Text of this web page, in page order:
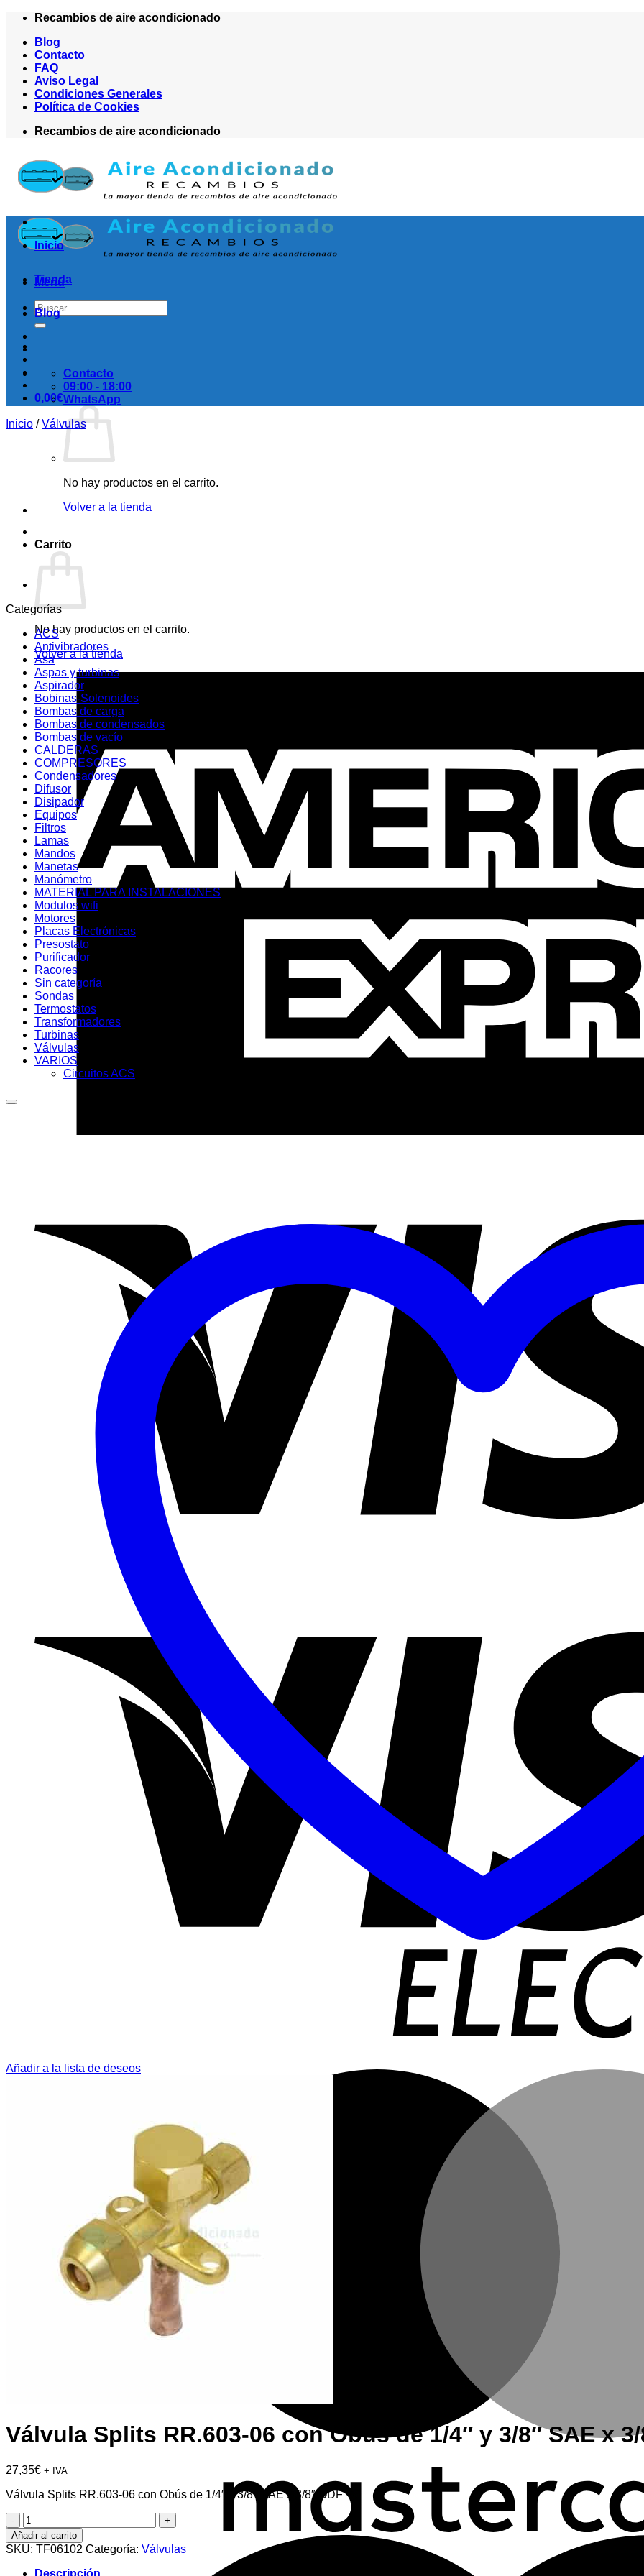
Saltar
contenido
Recambios de aire acondicionado
Blog
Contacto
FAQ
Aviso Legal
Condiciones Generales
Política de Cookies
Recambios de aire acondicionado
Menú
Buscar
por:
0,00€
No hay productos en el carrito.
Volver a la tienda
Carrito
No hay productos en el carrito.
Volver a la tienda
Inicio
Tienda
Blog
Contacto
09:00 - 18:00
WhatsApp
Inicio / Válvulas
Categorías
ACS
Antivibradores
Asa
Aspas y turbinas
Aspirador
Bobinas-Solenoides
Bombas de carga
Bombas de condensados
Bombas de vacío
CALDERAS
COMPRESORES
Condensadores
Difusor
Disipador
Equipos
Filtros
Lamas
Mandos
Manetas
Manómetro
MATERIAL PARA INSTALACIONES
Modulos wifi
Motores
Placas Electrónicas
Presostato
Purificador
Racores
Sin categoría
Sondas
Termostatos
Transformadores
Turbinas
Válvulas
VARIOS
Circuitos ACS
Añadir a la lista de deseos
Válvula Splits RR.603-06 con Obús de 1/4″ y 3/8″ SAE x 3/
27,35€ + IVA
Válvula Splits RR.603-06 con Obús de 1/4″ y 3/8″ SAE x 3/8″ ODF
Válvula
Splits
RR.603-
06
con
Añadir al carrito
SKU: TF06102 Categoría: Válvulas
Descripción